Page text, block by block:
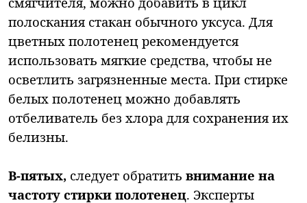
полоскания стакан обычного уксуса. Для
цветных полотенец рекомендуется
использовать мягкие средства, чтобы не
осветлить загрязненные места. При стирке
белых полотенец можно добавлять
отбеливатель без хлора для сохранения их
белизны.
В-пятых, следует обратить внимание на
частоту стирки полотенец. Эксперты